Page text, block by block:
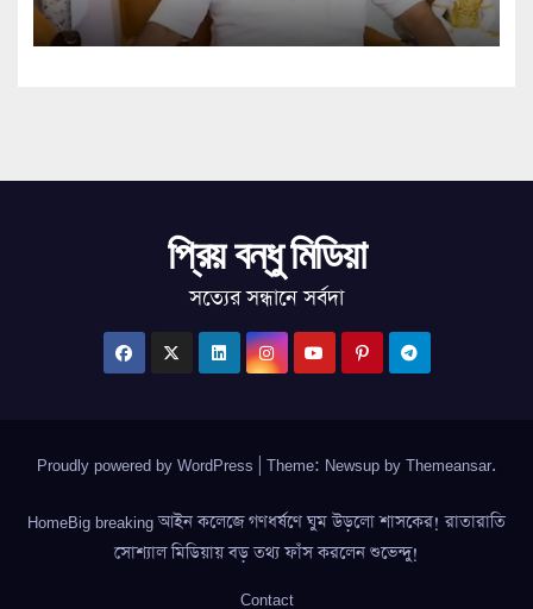
প্রিয় বন্ধু মিডিয়া
সত্যের সন্ধানে সর্বদা
Proudly powered by WordPress Theme: Newsup by Themeansar.
HomeBig breaking আইন কলেজে গণধর্ষণে ঘুম উড়লো শাসকের! রাতারাতি
সোশ্যাল মিডিয়ায় বড় তথ্য ফাঁস করলেন শুভেন্দু!
Contact